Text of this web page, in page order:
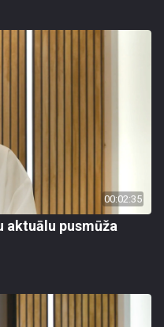
00:02:35
aktuālu pusmūža